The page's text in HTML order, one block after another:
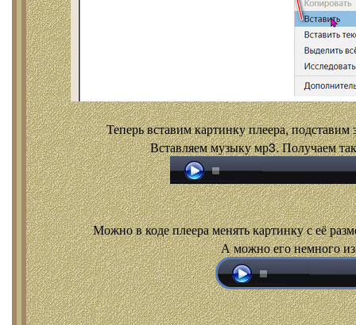
Теперь вставим картинку плеера, подставим
Вставляем музыку мр3. Получаем
Можно в коде плеера менять картинку с её
А можно его немного